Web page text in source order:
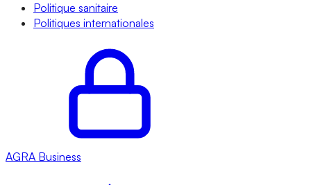
Politique sanitaire
Politiques internationales
AGRA Business